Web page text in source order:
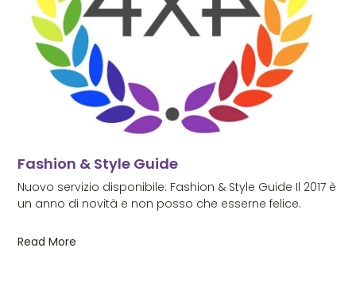
Fashion & Style Guide
Nuovo servizio disponibile: Fashion & Style Guide Il 2017 è
un anno di novità e non posso che esserne felice.
Read More